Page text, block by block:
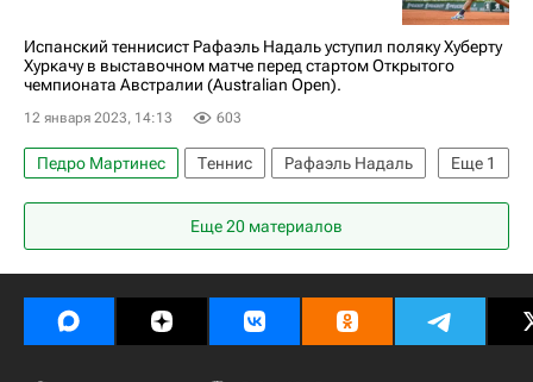
Испанский теннисист Рафаэль Надаль уступил поляку Хуберту
Хуркачу в выставочном матче перед стартом Открытого
чемпионата Австралии (Australian Open).
12 января 2023, 14:13 603
Еще 1
Педро Мартинес Теннис
Рафаэль Надаль
Хуберт Хуркач
Еще 20 материалов